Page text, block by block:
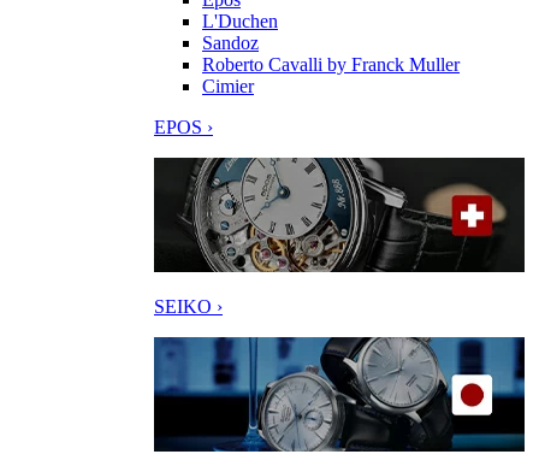
L'Duchen
Sandoz
Roberto Cavalli by Franck Muller
Cimier
EPOS ›
SEIKO ›